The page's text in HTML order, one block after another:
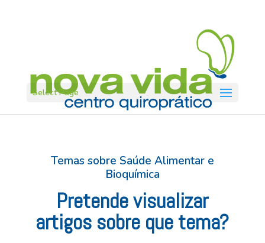
Select Page
Temas sobre Saúde Alimentar e
Bioquímica
Pretende visualizar
artigos sobre que tema?